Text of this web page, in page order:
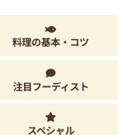
料理の基本・コツ
注目フーディスト
スペシャル